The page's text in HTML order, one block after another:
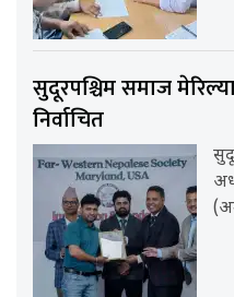
सुदूरपश्चिम समाज
निर्वाचित